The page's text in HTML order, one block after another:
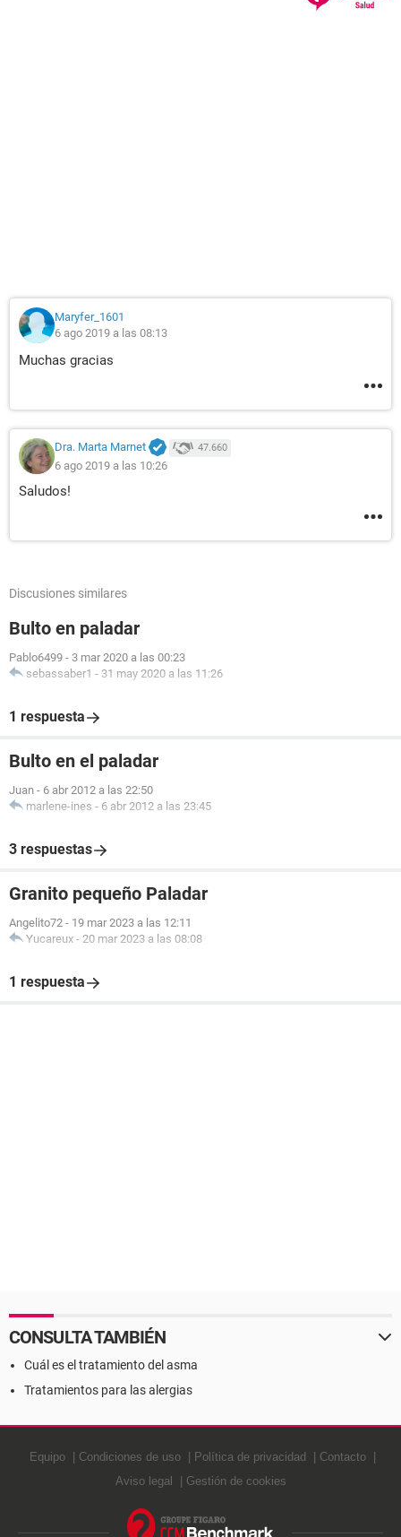
Maryfer_1601
6 ago 2019 a las 08:13
Muchas gracias
Dra. Marta Marnet 47.660
6 ago 2019 a las 10:26
Saludos!
Discusiones similares
Bulto en paladar
Pablo6499 - 3 mar 2020 a las 00:23
sebassaber1 - 31 may 2020 a las 11:26
1 respuesta
Bulto en el paladar
Juan - 6 abr 2012 a las 22:50
marlene-ines - 6 abr 2012 a las 23:45
3 respuestas
Granito pequeño Paladar
Angelito72 - 19 mar 2023 a las 12:11
Yucareux - 20 mar 2023 a las 08:08
1 respuesta
CONSULTA TAMBIÉN
Cuál es el tratamiento del asma
Tratamientos para las alergias
Equipo Condiciones de uso Política de privacidad
Contacto
Aviso legal
Gestión de cookies